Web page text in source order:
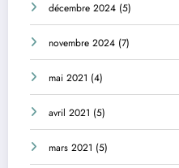
décembre 2024 (5)
novembre 2024 (7)
mai 2021 (4)
avril 2021 (5)
mars 2021 (5)